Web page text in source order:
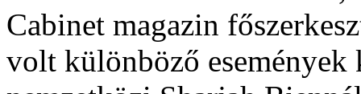
Cabinet magazin
volt különböző események